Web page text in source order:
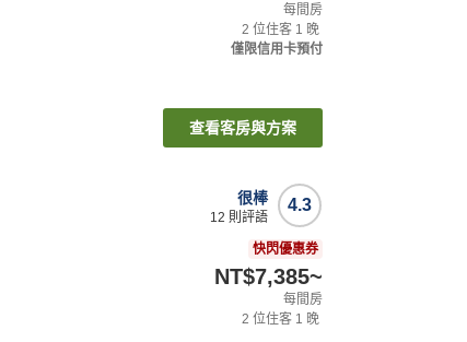
每間房
2 位住客 1 晚
僅限信用卡預付
查看客房與方案
4.3
很棒
12 則評語
快閃優惠券
NT$7,385~
每間房
2 位住客 1 晚